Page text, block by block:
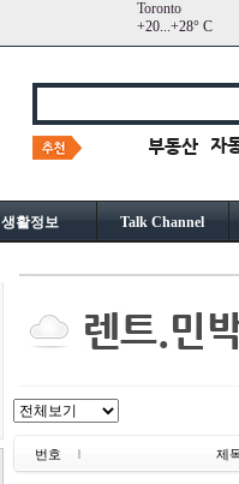
Toronto
+20...+28° C
생활정보 Talk Channel
번호 제